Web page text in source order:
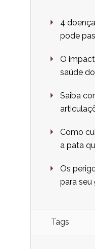
4
pode
O
saúde
Saiba
Como
a pata
Os
para seu
Tags